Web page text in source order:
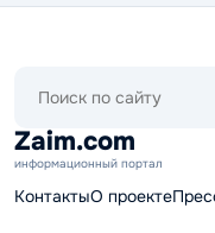
сайту
Zaim.com
информационный портал
КонтактыО проекте